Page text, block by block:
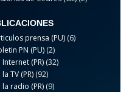
prensa (PU) (6)
PN (PU) (2)
Internet (PR) (32)
la TV (PR) (92)
la radio (PR) (9)